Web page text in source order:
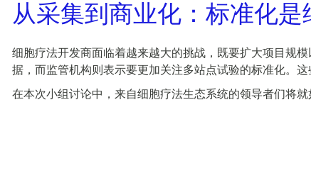
从采集到商业化：标准化
细胞疗法开发商面临着越来越大的挑战，既要扩大项目规
据，而监管机构则表示要更加关注多站点试验的标准化。
在本次小组讨论中，来自细胞疗法生态系统的领导者们将